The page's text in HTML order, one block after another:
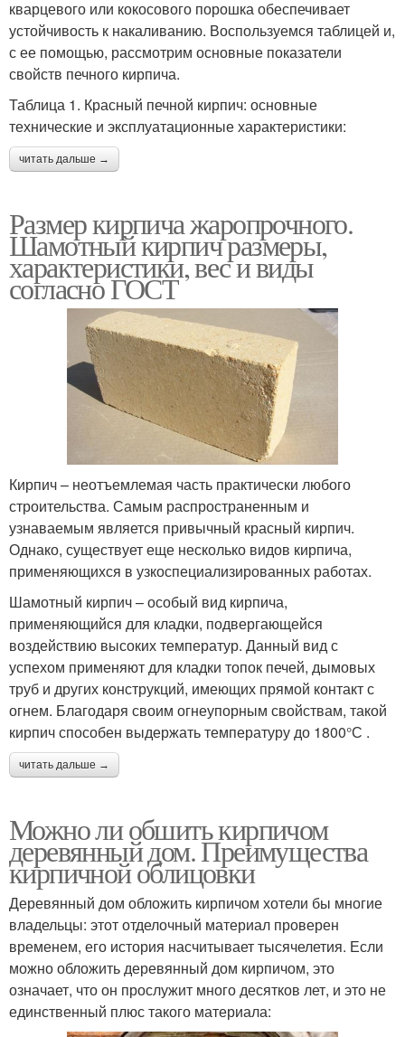
кварцевого или кокосового порошка обеспечивает
устойчивость к накаливанию. Воспользуемся таблицей и,
с ее помощью, рассмотрим основные показатели
свойств печного кирпича.
Таблица 1. Красный печной кирпич: основные
технические и эксплуатационные характеристики:
читать дальше →
Размер кирпича жаропрочного.
Шамотный кирпич размеры,
характеристики, вес и виды
согласно ГОСТ
Кирпич – неотъемлемая часть практически любого
строительства. Самым распространенным и
узнаваемым является привычный красный кирпич.
Однако, существует еще несколько видов кирпича,
применяющихся в узкоспециализированных работах.
Шамотный кирпич – особый вид кирпича,
применяющийся для кладки, подвергающейся
воздействию высоких температур. Данный вид с
успехом применяют для кладки топок печей, дымовых
труб и других конструкций, имеющих прямой контакт с
огнем. Благодаря своим огнеупорным свойствам, такой
кирпич способен выдержать температуру до 1800°С .
читать дальше →
Можно ли обшить кирпичом
деревянный дом. Преимущества
кирпичной облицовки
Деревянный дом обложить кирпичом хотели бы многие
владельцы: этот отделочный материал проверен
временем, его история насчитывает тысячелетия. Если
можно обложить деревянный дом кирпичом, это
означает, что он прослужит много десятков лет, и это не
единственный плюс такого материала: